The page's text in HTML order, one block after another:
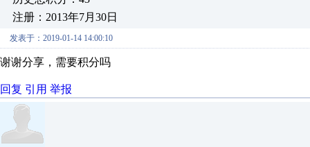
注册：2013年7月30日
发表于：2019-01-14 14:00:10
谢谢分享，需要积分吗
回复 引用 举报